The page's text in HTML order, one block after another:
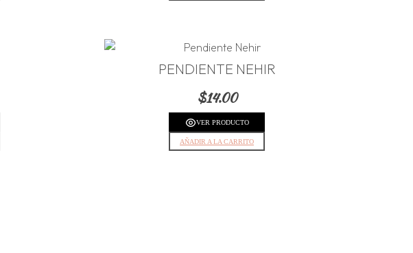
PENDIENTE NEHIR
$14.00
VER PRODUCTO
AÑADIR A LA CARRITO